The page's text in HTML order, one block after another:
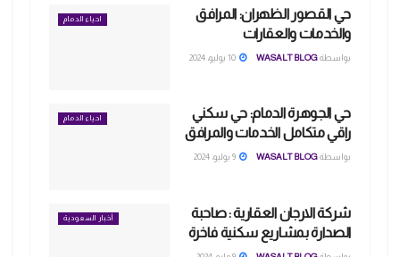
احياء الدمام
حي القصور الظهران: المرافق
والخدمات والعقارات
بواسطةWASALT BLOG
احياء الدمام
حي الجوهرة الدمام: حي سكني
راقي متكامل الخدمات والمرافق
بواسطةWASALT BLOG
أخبار السعودية
شركة الارجان العقارية : صاحبة
الصدارة بمشاريع سكنية فاخرة